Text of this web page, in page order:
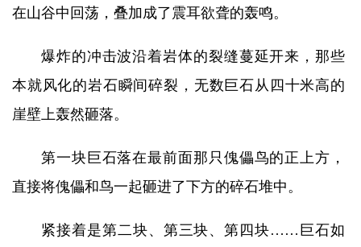
在山谷中回荡，叠加成了震耳欲聋的轰鸣。
爆炸的冲击波沿着岩体的裂缝蔓延开来，那些
本就风化的岩石瞬间碎裂，无数巨石从四十米高的
崖壁上轰然砸落。
第一块巨石落在最前面那只傀儡鸟的正上方，
直接将傀儡和鸟一起砸进了下方的碎石堆中。
紧接着是第二块、第三块、第四块……巨石如